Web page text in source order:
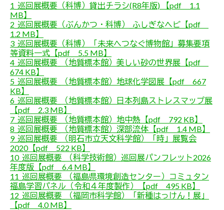
1_巡回展概要（科博）貸出チラシ(R8年版) 【pdf 1.1
MB】
2_巡回展概要（ぶんかつ・科博）_ふしぎなヘビ【pdf
1.2 MB】
3_巡回展概要（科博）「未来へつなぐ博物館」募集要項
等資料一式【pdf 5.5 MB】
4_巡回展概要_（地質標本館）美しい砂の世界展【pdf
674 KB】
5_巡回展概要_（地質標本館）地球化学図展【pdf 667
KB】
6_巡回展概要_（地質標本館）日本列島ストレスマップ展
【pdf 2.3 MB】
7_巡回展概要_（地質標本館）地中熱【pdf 792 KB】
8_巡回展概要_（地質標本館）深部流体【pdf 1.4 MB】
9_巡回展概要_（明石市立天文科学館）「時」展覧会
2020【pdf 522 KB】
10_巡回展概要_（科学技術館）巡回展パンフレット2026
年度版【pdf 6.4 MB】
11_巡回展概要_（福島県環境創造センター）コミュタン
福島学習パネル（令和４年度製作）【pdf 495 KB】
12_巡回展概要_（福岡市科学館）「新種はっけん！展」
【pdf 4.0 MB】